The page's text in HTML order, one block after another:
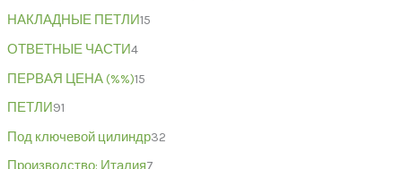
НАКЛАДНЫЕ ПЕТЛИ15
ОТВЕТНЫЕ ЧАСТИ4
ПЕРВАЯ ЦЕНА (%%)15
ПЕТЛИ91
Под ключевой цилиндр32